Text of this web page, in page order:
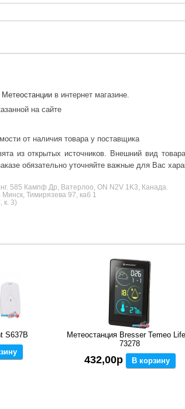
Метеостанции в интернет магазине.
на сайте
от наличия товара у поставщика
из открытых источников. Внешний вид
обязательно уточняйте важные для Вас
585 Кампф Др, Ватерлоо, ON N2V 1K3, Канада.
Тимирязева 97, каб 1
к. 3)
S637B
Метеостанция Bresser Temeo
73278
432,00р В корзину